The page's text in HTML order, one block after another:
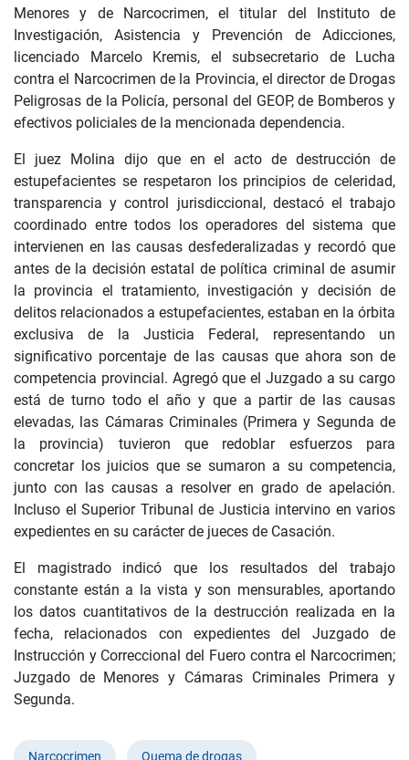
Menores y de Narcocrimen, el titular del Instituto de
Investigación, Asistencia y Prevención de Adicciones,
licenciado Marcelo Kremis, el subsecretario de Lucha
contra el Narcocrimen de la Provincia, el director de Drogas
Peligrosas de la Policía, personal del GEOP, de Bomberos y
efectivos policiales de la mencionada dependencia.
El juez Molina dijo que en el acto de destrucción de
estupefacientes se respetaron los principios de celeridad,
transparencia y control jurisdiccional, destacó el trabajo
coordinado entre todos los operadores del sistema que
intervienen en las causas desfederalizadas y recordó que
antes de la decisión estatal de política criminal de asumir
la provincia el tratamiento, investigación y decisión de
delitos relacionados a estupefacientes, estaban en la órbita
exclusiva de la Justicia Federal, representando un
significativo porcentaje de las causas que ahora son de
competencia provincial. Agregó que el Juzgado a su cargo
está de turno todo el año y que a partir de las causas
elevadas, las Cámaras Criminales (Primera y Segunda de
la provincia) tuvieron que redoblar esfuerzos para
concretar los juicios que se sumaron a su competencia,
junto con las causas a resolver en grado de apelación.
Incluso el Superior Tribunal de Justicia intervino en varios
expedientes en su carácter de jueces de Casación.
El magistrado indicó que los resultados del trabajo
constante están a la vista y son mensurables, aportando
los datos cuantitativos de la destrucción realizada en la
fecha, relacionados con expedientes del Juzgado de
Instrucción y Correccional del Fuero contra el Narcocrimen;
Juzgado de Menores y Cámaras Criminales Primera y
Segunda.
Narcocrimen Quema de drogas